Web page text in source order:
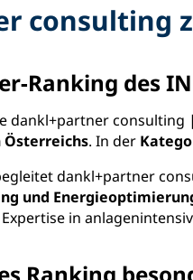
consulting
Ranking des
dankl+partner consulting
. In der
dankl+partner
und
in